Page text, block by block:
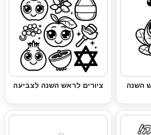
השנה
ציורים לראש השנה לצביעה